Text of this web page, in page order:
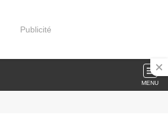
Publicité
MENU